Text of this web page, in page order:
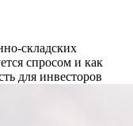
складских
спросом и как
для инвесторов